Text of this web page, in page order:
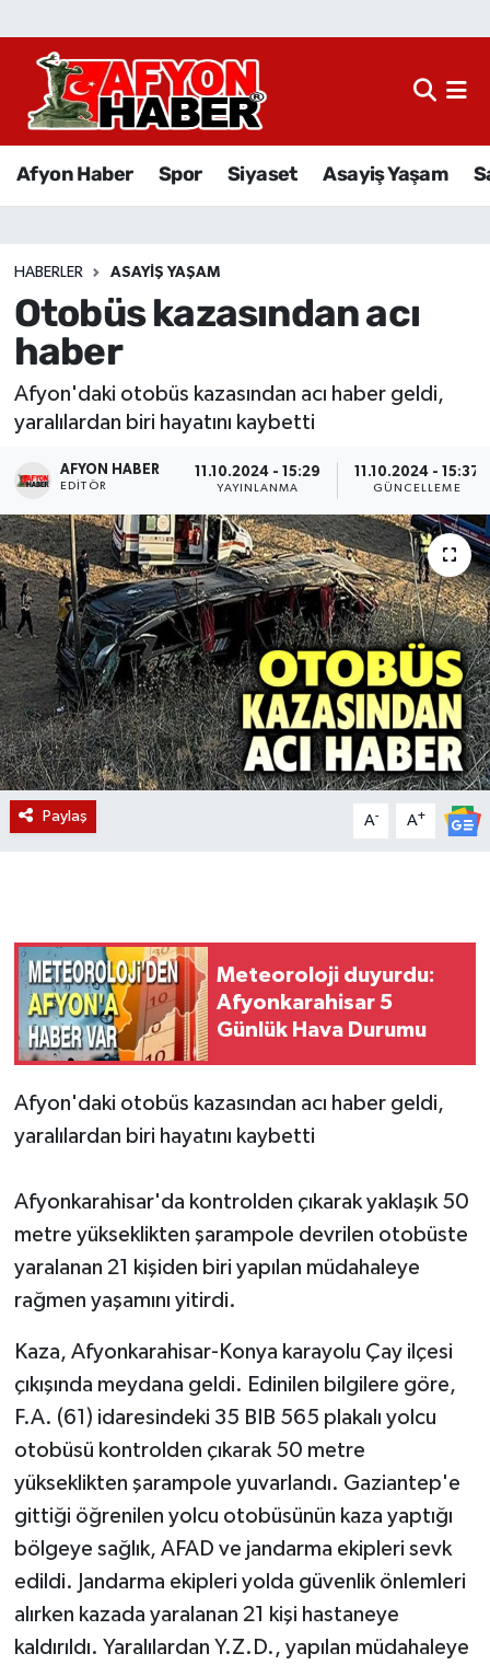
Afyon Haber Spor Siyaset Asayiş Yaşam
HABERLER ASAYIŞ YAŞAM
Otobüs kazasından acı
haber
Afyon'daki otobüs kazasından acı haber geldi,
yaralılardan biri hayatını kaybetti
AFYON HABER
EDITÖR
11.10.2024 - 15:29
YAYINLANMA
11.10.2024 - 15:37
GÜNCELLEME
Paylaş A- A+
Meteoroloji duyurdu:
Afyonkarahisar 5
Günlük Hava Durumu
Afyon'daki otobüs kazasından acı haber geldi,
yaralılardan biri hayatını kaybetti
Afyonkarahisar'da kontrolden çıkarak yaklaşık 50
metre yükseklikten şarampole devrilen otobüste
yaralanan 21 kişiden biri yapılan müdahaleye
rağmen yaşamını yitirdi.
Kaza, Afyonkarahisar-Konya karayolu Çay ilçesi
çıkışında meydana geldi. Edinilen bilgilere göre,
F.A. (61) idaresindeki 35 BIB 565 plakalı yolcu
otobüsü kontrolden çıkarak 50 metre
yükseklikten şarampole yuvarlandı. Gaziantep'e
gittiği öğrenilen yolcu otobüsünün kaza yaptığı
bölgeye sağlık, AFAD ve jandarma ekipleri sevk
edildi. Jandarma ekipleri yolda güvenlik önlemleri
alırken kazada yaralanan 21 kişi hastaneye
kaldırıldı. Yaralılardan Y.Z.D., yapılan müdahaleye
Afyon Haber
Sağlık
Eğitim
Sivil Toplum
Ekonomi
Magazin
Etkinlikler